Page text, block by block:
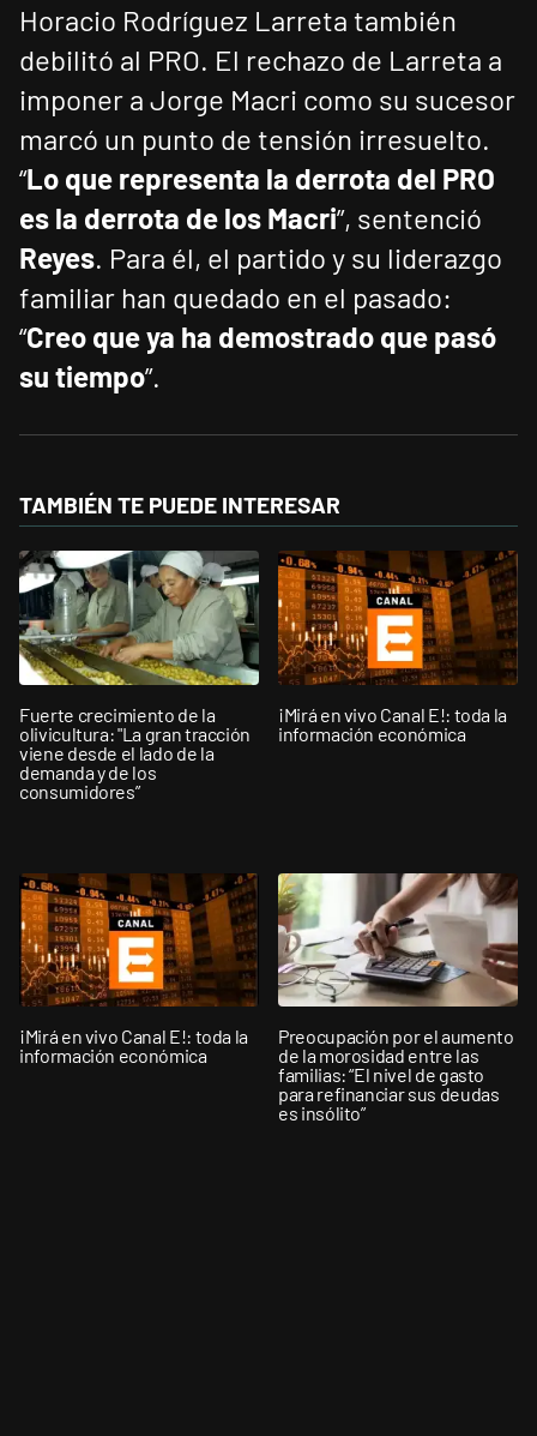
Horacio Rodríguez Larreta también
debilitó al PRO. El rechazo de Larreta a
imponer a Jorge Macri como su sucesor
marcó un punto de tensión irresuelto.
“Lo que representa la derrota del PRO
es la derrota de los Macri”, sentenció
Reyes. Para él, el partido y su liderazgo
familiar han quedado en el pasado:
“Creo que ya ha demostrado que pasó
su tiempo”.
TAMBIÉN TE PUEDE INTERESAR
Fuerte crecimiento de la
olivicultura: "La gran tracción
viene desde el lado de la
demanda y de los
consumidores”
¡Mirá en vivo Canal E!: toda la
información económica
¡Mirá en vivo Canal E!: toda la
información económica
Preocupación por el aumento
de la morosidad entre las
familias: “El nivel de gasto
para refinanciar sus deudas
es insólito”